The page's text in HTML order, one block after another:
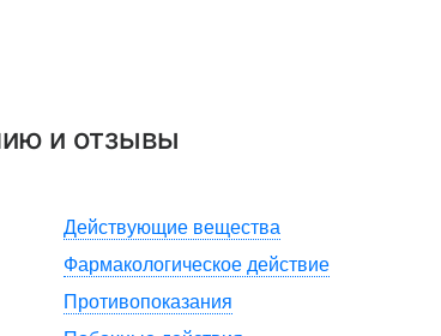
и отзывы
Действующие вещества
Фармакологическое действие
Противопоказания